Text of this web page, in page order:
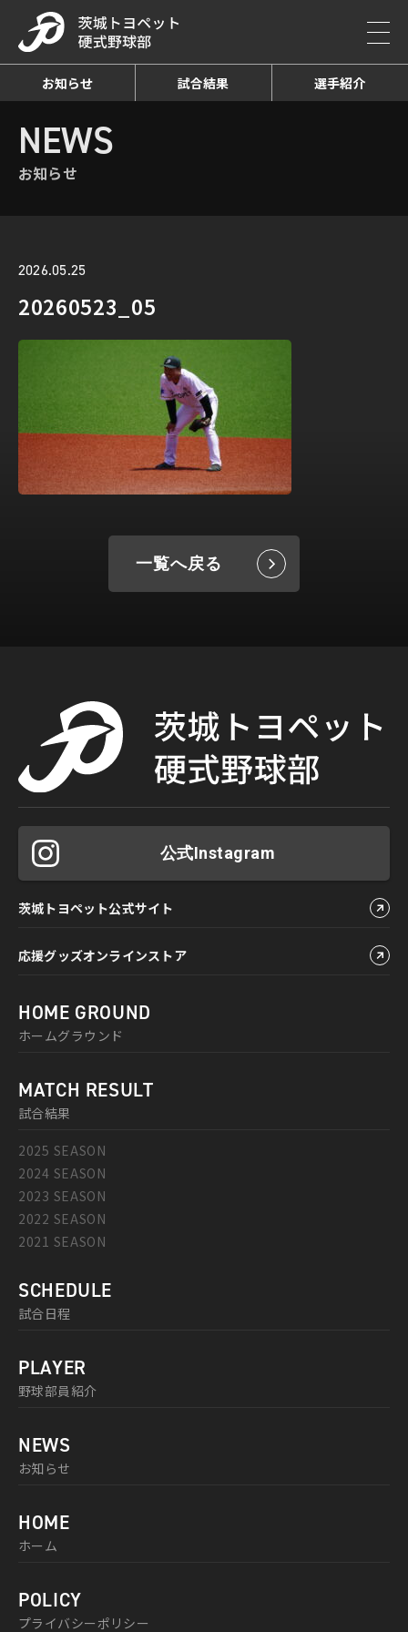
お知らせ 試合結果 選手紹介
HOME お知らせ詳細
NEWS
お知らせ
2026.05.25
20260523_05
一覧へ戻る
公式Instagram
茨城トヨペット公式サイト
応援グッズオンラインストア
HOME GROUND
ホームグラウンド
MATCH RESULT
試合結果
2025 SEASON
2024 SEASON
2023 SEASON
2022 SEASON
2021 SEASON
SCHEDULE
試合日程
PLAYER
野球部員紹介
NEWS
お知らせ
HOME
ホーム
POLICY
プライバシーポリシー